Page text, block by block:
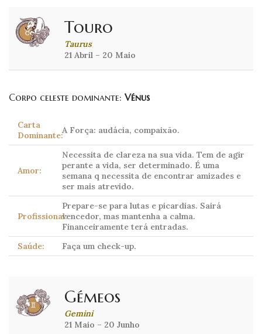
Touro
Taurus
21 Abril – 20 Maio
Corpo celeste dominante: Vénus
Carta
Dominante:A Força: audácia, compaixão.
Amor:
Necessita de clareza na sua vida. Tem de agir
perante a vida, ser determinado. É uma
semana q necessita de encontrar amizades e
ser mais atrevido.
Profissional:
Prepare-se para lutas e picardias. Sairá
vencedor, mas mantenha a calma.
Financeiramente terá entradas.
Saúde:
Faça um check-up.
Gémeos
Gemini
21 Maio – 20 Junho